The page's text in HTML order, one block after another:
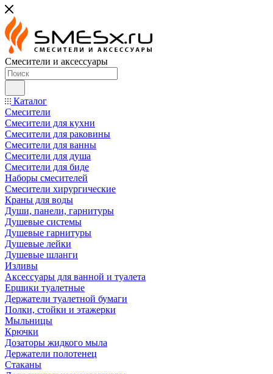
Смесители и аксессуары
Каталог
Смесители
Смесители для кухни
Смесители для раковины
Смесители для ванны
Смесители для душа
Смесители для биде
Наборы смесителей
Смесители хирургические
Краны для воды
Души, панели, гарнитуры
Душевые системы
Душевые гарнитуры
Душевые лейки
Душевые шланги
Изливы
Аксессуары для ванной и туалета
Ершики туалетные
Держатели туалетной бумаги
Полки, стойки и этажерки
Мыльницы
Крючки
Дозаторы жидкого мыла
Держатели полотенец
Стаканы